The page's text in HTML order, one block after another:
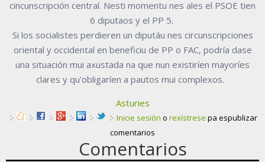
cincunscripción central. Nesti momentu nes ales el PSOE tien
6 diputaos y el PP 5.
Si los socialistes perdieren un diputáu nes circunscripciones
oriental y occidental en beneficiu de PP o FAC, podría dase
una situación mui axustada na que nun existiríen mayoríes
clares y qu'obligaríen a pautos mui complexos.
Asturies
Inicie sesión o rexístrese pa espublizar
comentarios
Comentarios